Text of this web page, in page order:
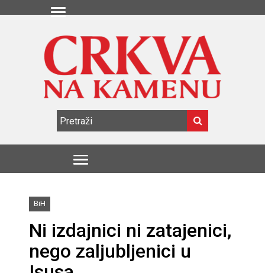
BiH
Ni izdajnici ni zatajenici,
nego zaljubljenici u